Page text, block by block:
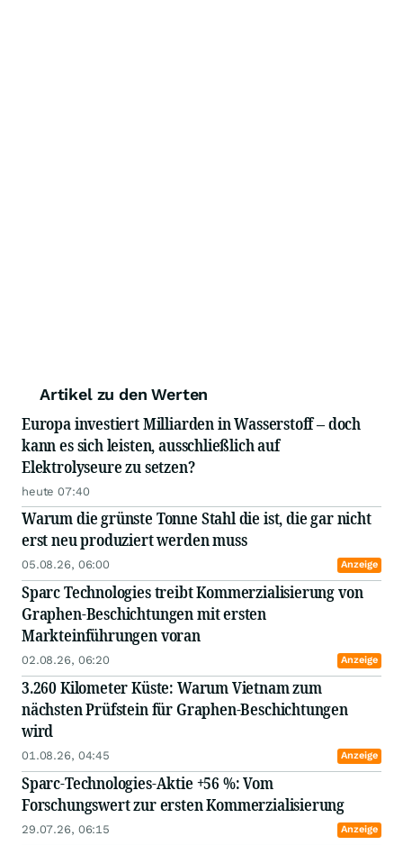
Artikel zu den Werten
Europa investiert Milliarden in Wasserstoff – doch
kann es sich leisten, ausschließlich auf
Elektrolyseure zu setzen?
heute 07:40
Warum die grünste Tonne Stahl die ist, die gar nicht
erst neu produziert werden muss
05.08.26, 06:00 Anzeige
Sparc Technologies treibt Kommerzialisierung von
Graphen-Beschichtungen mit ersten
Markteinführungen voran
02.08.26, 06:20 Anzeige
3.260 Kilometer Küste: Warum Vietnam zum
nächsten Prüfstein für Graphen-Beschichtungen
wird
01.08.26, 04:45 Anzeige
Sparc-Technologies-Aktie +56 %: Vom
Forschungswert zur ersten Kommerzialisierung
29.07.26, 06:15 Anzeige